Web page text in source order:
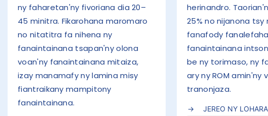
ny faharetan'ny fivoriana dia 20–
45 minitra. Fikarohana maromaro
no nitatitra fa nihena ny
fanaintainana tsapan'ny olona
voan'ny fanaintainana mitaiza,
izay manamafy ny lamina misy
fiantraikany mampitony
fanaintainana.
herinandro.
25% no nijanona tsy
fanafody
fanaintainana
be ny torimaso, ny
ary ny ROM amin'ny
tranonjaza.
JEREO NY